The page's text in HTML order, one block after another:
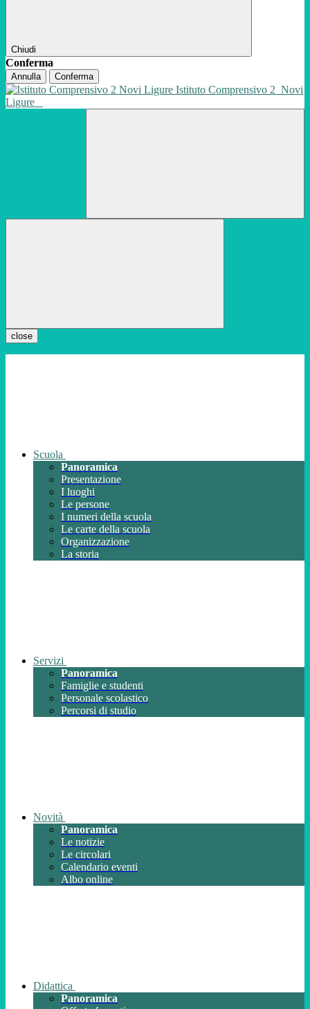
Chiudi
Conferma
Annulla Conferma
Istituto Comprensivo 2 Novi
Ligure
close
Scuola
Panoramica
Presentazione
I luoghi
Le persone
I numeri della scuola
Le carte della scuola
Organizzazione
La storia
Servizi
Panoramica
Famiglie e studenti
Personale scolastico
Percorsi di studio
Novità
Panoramica
Le notizie
Le circolari
Calendario eventi
Albo online
Didattica
Panoramica